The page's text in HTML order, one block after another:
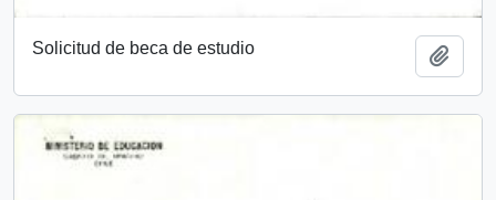
Solicitud de beca de estudio